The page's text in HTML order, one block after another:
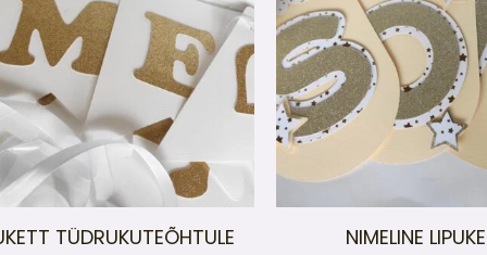
TÜDRUKUTEÕHTULE NIMELINE